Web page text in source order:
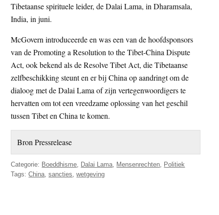
Tibetaanse spirituele leider, de Dalai Lama, in Dharamsala,
India, in juni.
McGovern introduceerde en was een van de hoofdsponsors
van de Promoting a Resolution to the Tibet-China Dispute
Act, ook bekend als de Resolve Tibet Act, die Tibetaanse
zelfbeschikking steunt en er bij China op aandringt om de
dialoog met de Dalai Lama of zijn vertegenwoordigers te
hervatten om tot een vreedzame oplossing van het geschil
tussen Tibet en China te komen.
Bron Pressrelease
Categorie: Boeddhisme, Dalai Lama, Mensenrechten, Politiek
Tags:China,sancties,wetgeving